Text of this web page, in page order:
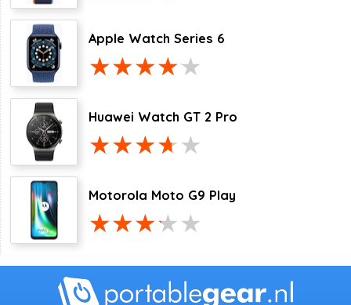
Apple Watch Series 6
Huawei Watch GT 2 Pro
Motorola Moto G9 Play